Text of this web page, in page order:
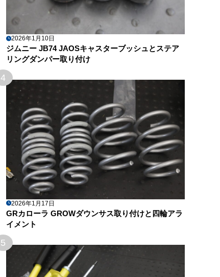
2026年1月10日
ジムニー JB74 JAOSキャスターブッシュとステア
リングダンパー取り付け
4
2026年1月17日
GRカローラ GROWダウンサス取り付けと四輪アラ
イメント
5